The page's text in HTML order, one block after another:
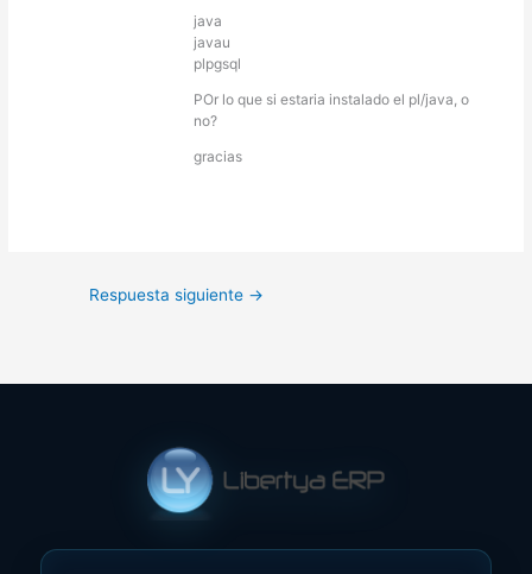
java
javau
plpgsql
POr lo que si estaria instalado el pl/java, o
no?
gracias
Respuesta siguiente →